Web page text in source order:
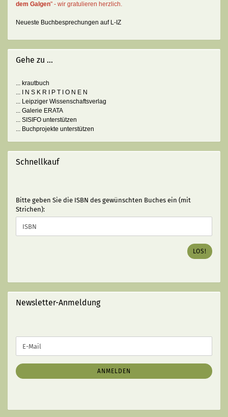
dem Galgen" - wir gratulieren herzlich.
Neueste Buchbesprechungen auf L-IZ
Gehe zu ...
... krautbuch
... I N S K R I P T I O N E N
... Leipziger Wissenschaftsverlag
... Galerie ERATA
... SISIFO unterstützen
... Buchprojekte unterstützen
Schnellkauf
BITTE
GEBEN
SIE
DIE
ISBN
(MIT
STRICHEN):
Bitte geben Sie die ISBN des gewünschten Buches ein (mit
Strichen):
LOS!
Newsletter-Anmeldung
ZUR
ANMELDUNG
E-
Mail
ANMELDEN